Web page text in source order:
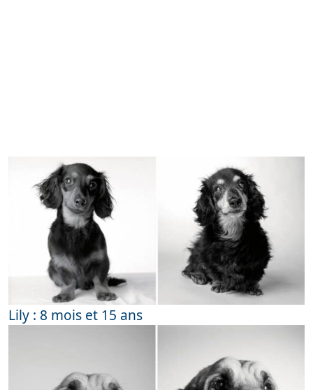
Lily : 8 mois et 15 ans